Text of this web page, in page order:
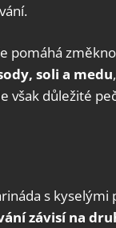
pomáhá
soli a medu
však důležité
s kyselými
závisí na